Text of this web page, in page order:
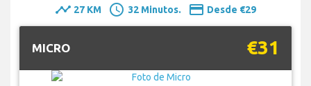
timeline 27 KM schedule 32 Minutos. payment Desde €29
MICRO €31